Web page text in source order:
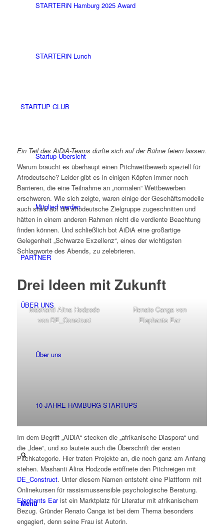
STARTERiN Hamburg 2025 Award
STARTERiN Lunch
STARTUP CLUB
Startup Übersicht
Mitglied werden
PARTNER
ÜBER UNS
Über uns
10 JAHRE HAMBURG STARTUPS
Menü
Ein Teil des AiDiA-Teams durfte sich auf der Bühne feiern lassen.
Warum braucht es überhaupt einen Pitchwettbewerb speziell für
Afrodeutsche? Leider gibt es in einigen Köpfen immer noch
Barrieren, die eine Teilnahme an „normalen“ Wettbewerben
erschweren. Wie sich zeigte, waren einige der Geschäftsmodelle
auch stark auf die afrodeutsche Zielgruppe zugeschnitten und
hätten in einem anderen Rahmen nicht die verdiente Beachtung
finden können. Und schließlich bot AiDiA eine großartige
Gelegenheit „Schwarze Exzellenz“, eines der wichtigsten
Schlagworte des Abends, zu zelebrieren.
Drei Ideen mit Zukunft
Mashanti Alina Hodzode
von DE_Construct
Renato Canga von
Elephants Ear
Im dem Begriff „AiDiA“ stecken die „afrikanische Diaspora“ und
die „Idee“, und so lautete auch die Überschrift der ersten
Pitchkategorie. Hier traten Projekte an, die noch ganz am Anfang
stehen. Mashanti Alina Hodzode eröffnete den Pitchreigen mit
DE_Construct. Unter diesem Namen entsteht eine Plattform mit
Onlinekursen für rassismussensible psychologische Beratung.
Elephants Earist ein Marktplatz für Literatur mit afrikanischem
Bezug. Gründer Renato Canga ist bei dem Thema besonders
engagiert, denn seine Frau ist Autorin.